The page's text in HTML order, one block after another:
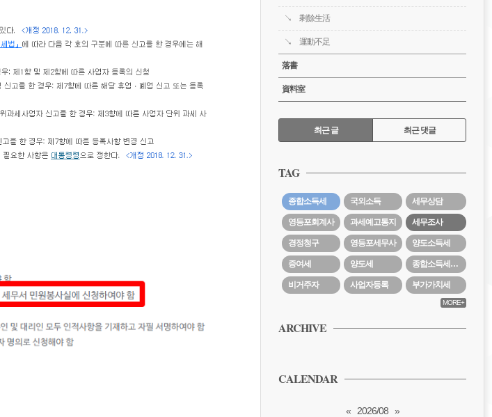
剩餘生活
運動不足
落書
資料室
RECENTLY
최근 글 최근 댓글
근
글
TAG
종합소득세 국외소득 세무상담
영등포회계사 과세예고통지 세무조사
경정청구 영등포세무사 양도소득세
증여세 양도세 종합소득세경정청구
비거주자 사업자등록 부가가치세
MORE+
ARCHIVE
CALENDAR
« 2026/08 »